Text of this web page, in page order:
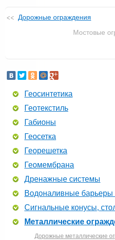
Дорожные ограждения
Мостовые
Геосинтетика
Геотекстиль
Габионы
Геосетка
Георешетка
Геомембрана
Дренажные системы
Водоналивные барьеры
Сигнальные конусы,
Металлические
Дорожные металлические